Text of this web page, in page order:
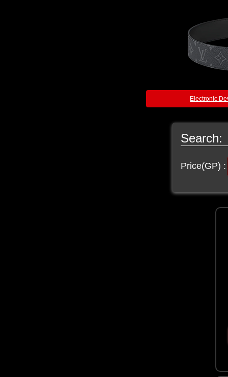
Electronic
Search:
Price(GP) :